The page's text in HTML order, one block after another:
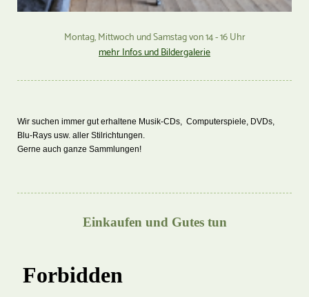
Montag, Mittwoch und Samstag von 14 - 16 Uhr
mehr Infos und Bildergalerie
Wir suchen immer gut erhaltene Musik-CDs, Computerspiele, DVDs,
Blu-Rays usw. aller Stilrichtungen.
Gerne auch ganze Sammlungen!
Einkaufen und Gutes tun